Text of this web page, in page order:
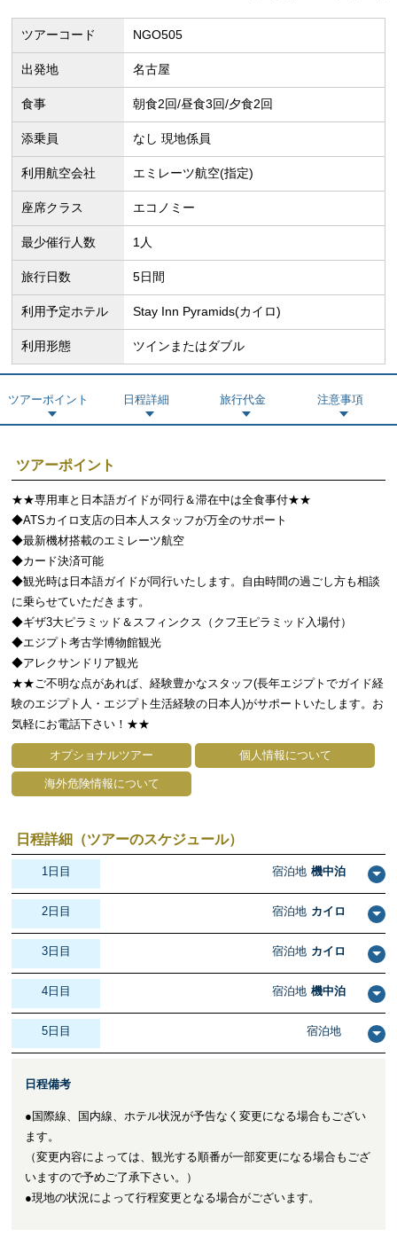
ツアーコード NGO505
出発地 名古屋
食事 朝食2回/昼食3回/夕食2回
添乗員 なし 現地係員
利用航空会社 エミレーツ航空(指定)
座席クラス エコノミー
最少催行人数 1人
旅行日数 5日間
利用予定ホテル Stay Inn Pyramids(カイロ)
利用形態 ツインまたはダブル
ツアーポイント 日程詳細 旅行代金 注意事項
ツアーポイント
★★専用車と日本語ガイドが同行＆滞在中は全食事付★★
◆ATSカイロ支店の日本人スタッフが万全のサポート
◆最新機材搭載のエミレーツ航空
◆カード決済可能
◆観光時は日本語ガイドが同行いたします。自由時間の過ごし方も相談
に乗らせていただきます。
◆ギザ3大ピラミッド＆スフィンクス（クフ王ピラミッド入場付）
◆エジプト考古学博物館観光
◆アレクサンドリア観光
★★ご不明な点があれば、経験豊かなスタッフ(長年エジプトでガイド経
験のエジプト人・エジプト生活経験の日本人)がサポートいたします。お
気軽にお電話下さい！★★
オプショナルツアー 個人情報について
海外危険情報について
日程詳細（ツアーのスケジュール）
1日目 宿泊地 機中泊
2日目 宿泊地 カイロ
3日目 宿泊地 カイロ
4日目 宿泊地 機中泊
5日目 宿泊地
日程備考
●国際線、国内線、ホテル状況が予告なく変更になる場合もござい
ます。
（変更内容によっては、観光する順番が一部変更になる場合もござ
いますので予めご了承下さい。）
●現地の状況によって行程変更となる場合がございます。